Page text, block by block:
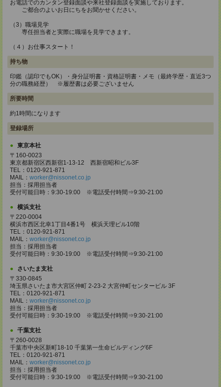
お電話でのカンタン登録面談や来社登録面談を実施しております。
ご都合のよいお日にちをお聞かせください。
（3）職場見学
専任担当者と実際に職場を見学できます。
（４）お仕事スタート！
持ち物
印鑑（認印でもOK）・身分証明書・資格証明書・メモ（最終学歴・直近3つ
分の職務経歴） ※履歴書は必要ございません
所要時間
約1時間になります
登録場所
東京本社
〒160-0023
東京都新宿区西新宿1-13-12 西新宿昭和ビル3F
TEL：0120-921-871
MAIL： worker@nissonet.co.jp
担当：採用担当者
受付可能日時：9:30-19:00 ※電話受付時間⇒9:30-21:00
横浜支社
〒220-0004
横浜市西区北幸1丁目4番1号 横浜天理ビル10階
TEL：0120-921-871
MAIL： worker@nissonet.co.jp
担当：採用担当者
受付可能日時：9:30-19:00 ※電話受付時間⇒9:30-21:00
さいたま支社
〒330-0845
埼玉県さいたま市大宮区仲町 2-23-2 大宮仲町センタービル 3F
TEL：0120-921-871
MAIL： worker@nissonet.co.jp
担当：採用担当者
受付可能日時：9:30-19:00 ※電話受付時間⇒9:30-21:00
千葉支社
〒260-0028
千葉市中央区新町18-10 千葉第一生命ビルディング6F
TEL：0120-921-871
MAIL： worker@nissonet.co.jp
担当：採用担当者
受付可能日時：9:30-19:00 ※電話受付時間⇒9:30-21:00